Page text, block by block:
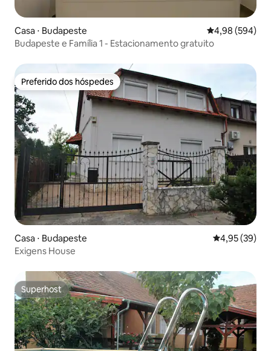
Casa ⋅ Budapeste 4,98 de uma
4,98 (594)
Budapeste e Família 1 - Estacionamento gratuito
Preferido dos hóspedes
Preferido dos hóspedes
Casa ⋅ Budapeste 4,95 de uma
4,95 (39)
Exigens House
Superhost
Superhost